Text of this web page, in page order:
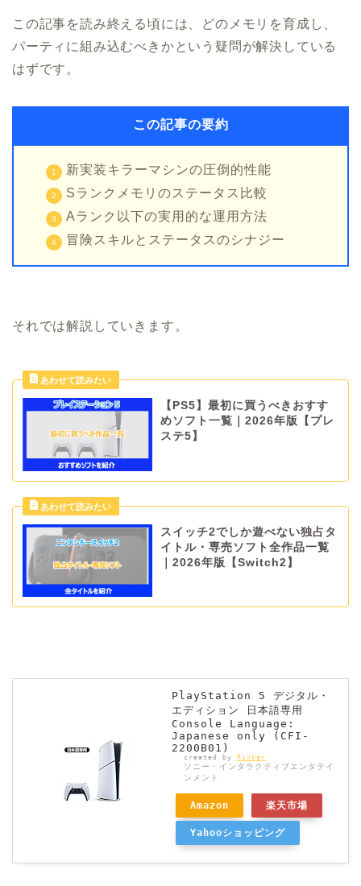
この記事を読み終える頃には、どのメモリを育成し、
パーティに組み込むべきかという疑問が解決している
はずです。
この記事の要約
新実装キラーマシンの圧倒的性能
Sランクメモリのステータス比較
Aランク以下の実用的な運用方法
冒険スキルとステータスのシナジー
それでは解説していきます。
【PS5】最初に買うべきおすす
めソフト一覧｜2026年版【プレ
ステ5】
スイッチ2でしか遊べない独占タ
イトル・専売ソフト全作品一覧
｜2026年版【Switch2】
PlayStation 5 デジタル・
エディション 日本語専用
Console Language:
Japanese only (CFI-
2200B01)
created by Rinker
ソニー・インタラクティブエンタテイ
ンメント
Amazon 楽天市場
Yahooショッピング